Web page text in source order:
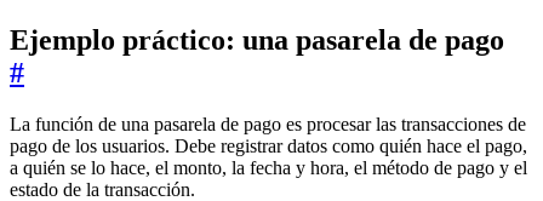
Ejemplo práctico: una pasarela de pago
#
La función de una pasarela de pago es procesar las transacciones de
pago de los usuarios. Debe registrar datos como quién hace el pago,
a quién se lo hace, el monto, la fecha y hora, el método de pago y el
estado de la transacción.